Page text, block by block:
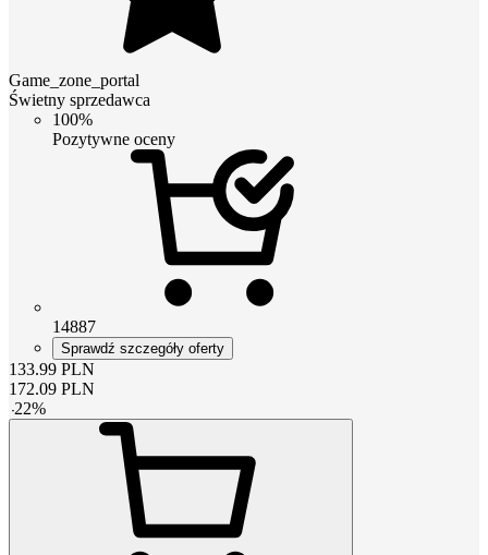
Game_zone_portal
Świetny sprzedawca
100%
Pozytywne oceny
14887
Sprawdź szczegóły oferty
133.99 PLN
172.09 PLN
-22%